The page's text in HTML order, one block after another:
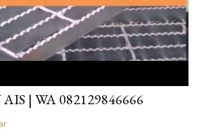
| WA 082129846666